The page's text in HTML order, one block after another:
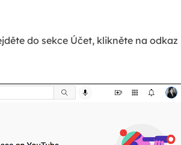
do sekce Účet, klikněte na